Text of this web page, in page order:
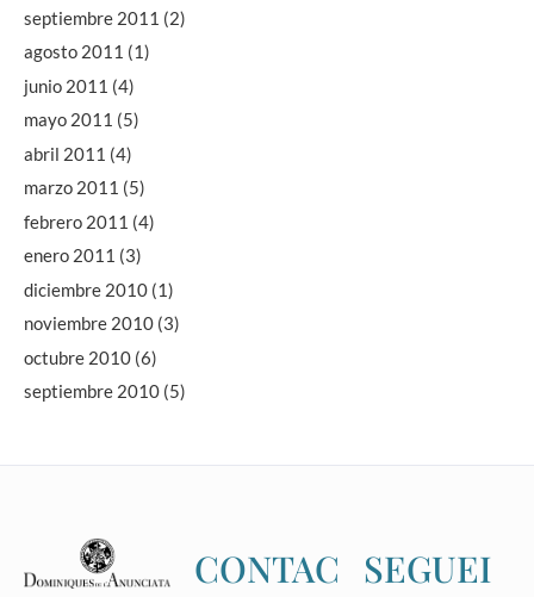
septiembre 2011 (2)
agosto 2011 (1)
junio 2011 (4)
mayo 2011 (5)
abril 2011 (4)
marzo 2011 (5)
febrero 2011 (4)
enero 2011 (3)
diciembre 2010 (1)
noviembre 2010 (3)
octubre 2010 (6)
septiembre 2010 (5)
CONTAC SEGUEI